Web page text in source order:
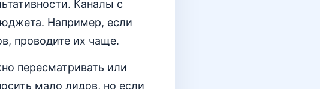
Каналы с
Например, если
проводите их чаще.
пересматривать или
мало лидов, но если